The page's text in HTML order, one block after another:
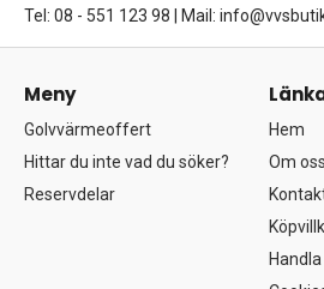
Tel: 08 - 551 123 98 Mail:
Meny
Golvvärmeoffert
Hittar du inte vad du söker?
Reservdelar
Hem
Om oss